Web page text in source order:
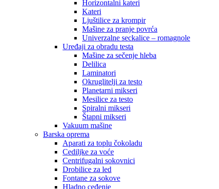
Horizontalni kateri
Kateri
Ljuštilice za krompir
Mašine za pranje povrća
Univerzalne seckalice – romagnole
Uređaji za obradu testa
Mašine za sečenje hleba
Delilica
Laminatori
Okruglitelji za testo
Planetarni mikseri
Mesilice za testo
Spiralni mikseri
Štapni mikseri
Vakuum mašine
Barska oprema
Aparati za toplu čokoladu
Cediljke za voće
Centrifugalni sokovnici
Drobilice za led
Fontane za sokove
Hladno ceđenje